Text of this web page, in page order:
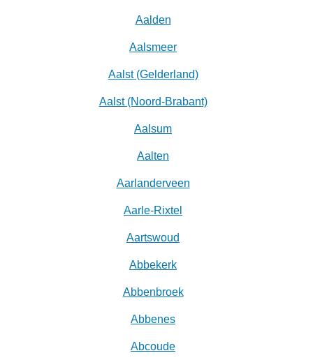
Aalden
Aalsmeer
Aalst (Gelderland)
Aalst (Noord-Brabant)
Aalsum
Aalten
Aarlanderveen
Aarle-Rixtel
Aartswoud
Abbekerk
Abbenbroek
Abbenes
Abcoude